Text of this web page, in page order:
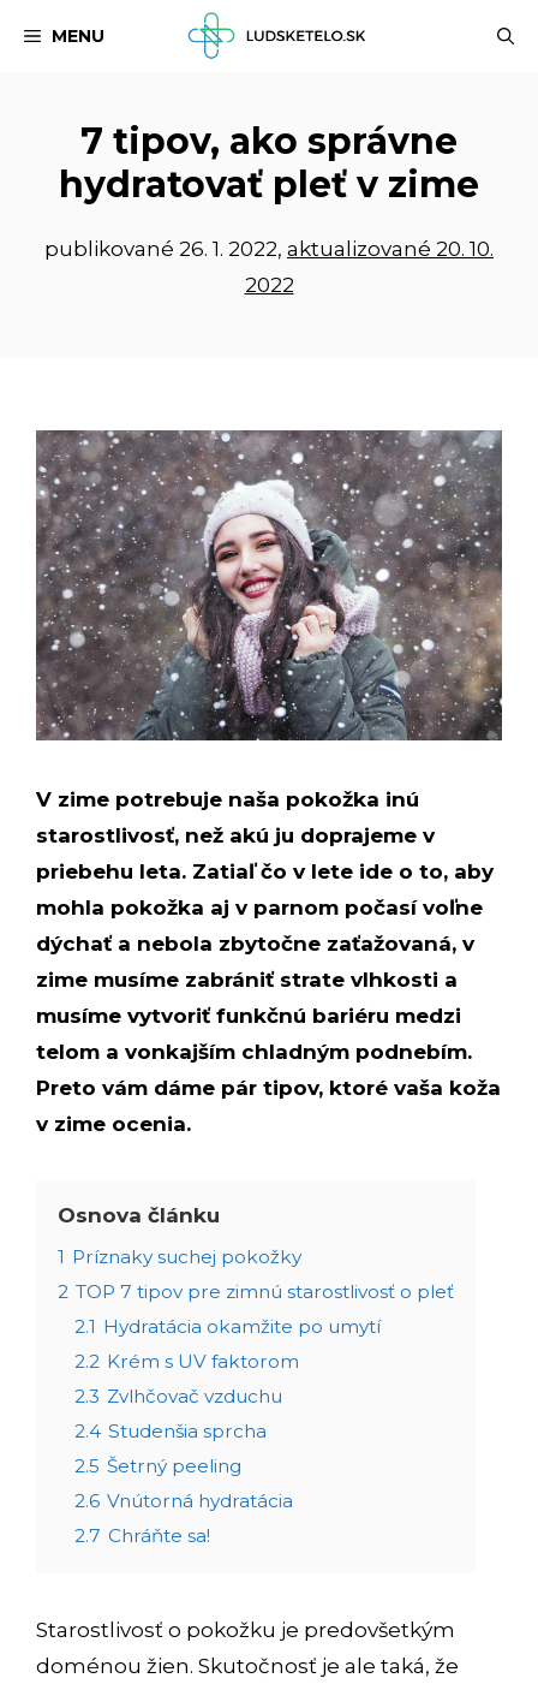
MENU
7 tipov, ako správne
hydratovať pleť v zime
publikované 26. 1. 2022, aktualizované 20. 10.
2022
V zime potrebuje naša pokožka inú
starostlivosť, než akú ju doprajeme v
priebehu leta. Zatiaľ čo v lete ide o to, aby
mohla pokožka aj v parnom počasí voľne
dýchať a nebola zbytočne zaťažovaná, v
zime musíme zabrániť strate vlhkosti a
musíme vytvoriť funkčnú bariéru medzi
telom a vonkajším chladným podnebím.
Preto vám dáme pár tipov, ktoré vaša koža
v zime ocenia.
Osnova článku
1 Príznaky suchej pokožky
2 TOP 7 tipov pre zimnú starostlivosť o pleť
2.1 Hydratácia okamžite po umytí
2.2 Krém s UV faktorom
2.3 Zvlhčovač vzduchu
2.4 Studenšia sprcha
2.5 Šetrný peeling
2.6 Vnútorná hydratácia
2.7 Chráňte sa!
Starostlivosť o pokožku je predovšetkým
doménou žien. Skutočnosť je ale taká, že